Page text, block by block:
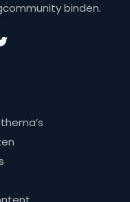
binden.